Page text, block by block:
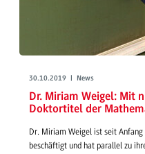
30.10.2019 | News
Dr. Miriam Weigel: Mit
Doktortitel der
Dr. Miriam Weigel ist seit
beschäftigt und hat parallel zu